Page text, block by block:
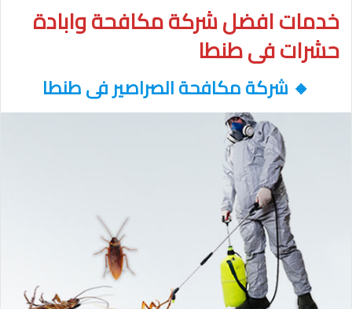
خدمات افضل شركة مكافحة وابادة
حشرات فى طنطا
🔸 شركة مكافحة الصراصير فى طنطا